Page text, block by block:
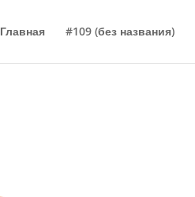
Главная #109 (без названия)